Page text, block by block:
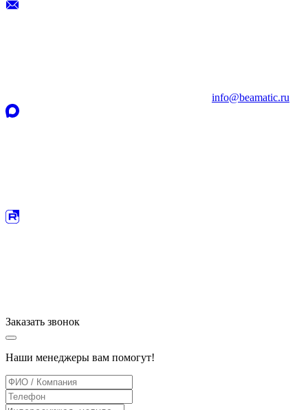
info@beamatic.ru
Заказать звонок
Наши менеджеры вам помогут!